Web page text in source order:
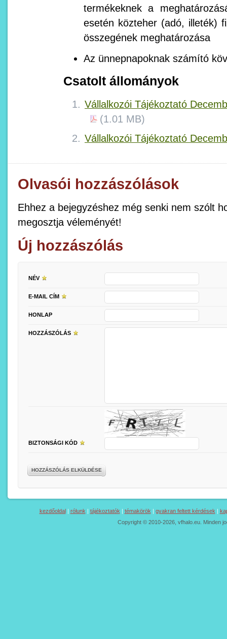
termékeknek a
esetén közteher (adó, illeték)
összegének meghatározása
Az ünnepnapoknak számító
Csatolt állományok
Vállalkozói Tájékoztató
(1.01 MB)
Vállalkozói Tájékoztató
Olvasói hozzászólások
Ehhez a bejegyzéshez még senki nem szólt
megosztja véleményét!
Új hozzászólás
NÉV
E-MAIL CÍM
HONLAP
HOZZÁSZÓLÁS
BIZTONSÁGI KÓD
HOZZÁSZÓLÁS ELKÜLDÉSE
kezdőoldal| rólunk | tájékoztatók | témakörök | gyakran feltett kérdések |
Copyright © 2010-2026, vfhalo.eu. Minden